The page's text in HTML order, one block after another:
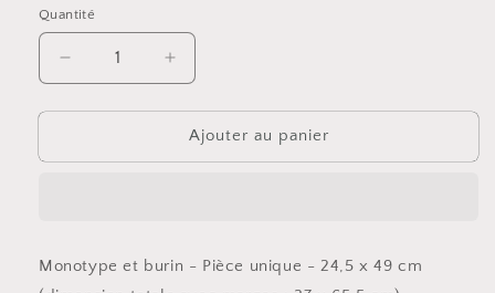
Quantité
Réduire
la
quantité
En
la
Augmenter
la
quantité
de
En
la
Ajouter au panier
Monotype et burin - Pièce unique - 24,5 x 49 cm